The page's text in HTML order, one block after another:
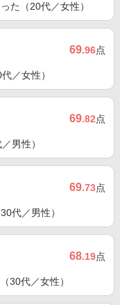
た（20代／女性）
69.96点
／女性）
69.82点
男性）
69.73点
代／男性）
68.19点
30代／女性）